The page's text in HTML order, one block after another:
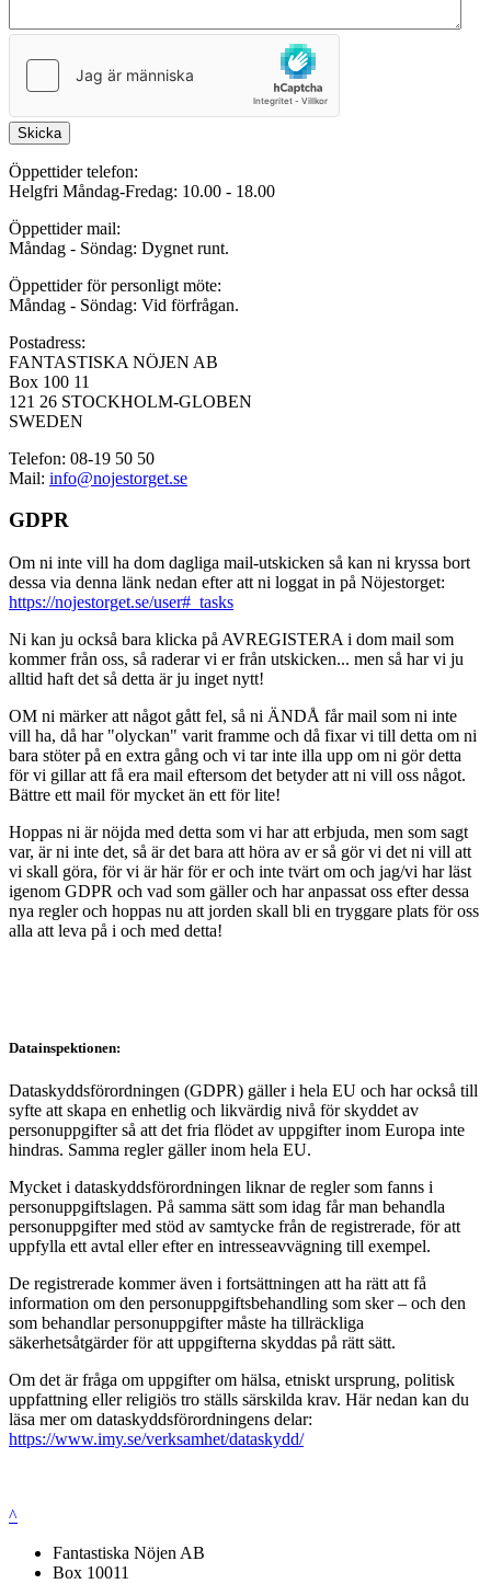
Skicka
Öppettider telefon:
Helgfri Måndag-Fredag: 10.00 - 18.00
Öppettider mail:
Måndag - Söndag: Dygnet runt.
Öppettider för personligt möte:
Måndag - Söndag: Vid förfrågan.
Postadress:
FANTASTISKA NÖJEN AB
Box 100 11
121 26 STOCKHOLM-GLOBEN
SWEDEN
Telefon: 08-19 50 50
Mail: info@nojestorget.se
GDPR
Om ni inte vill ha dom dagliga mail-utskicken så kan ni kryssa bort
dessa via denna länk nedan efter att ni loggat in på Nöjestorget:
https://nojestorget.se/user#_tasks
Ni kan ju också bara klicka på AVREGISTERA i dom mail som
kommer från oss, så raderar vi er från utskicken... men så har vi ju
alltid haft det så detta är ju inget nytt!
OM ni märker att något gått fel, så ni ÄNDÅ får mail som ni inte
vill ha, då har "olyckan" varit framme och då fixar vi till detta om ni
bara stöter på en extra gång och vi tar inte illa upp om ni gör detta
för vi gillar att få era mail eftersom det betyder att ni vill oss något.
Bättre ett mail för mycket än ett för lite!
Hoppas ni är nöjda med detta som vi har att erbjuda, men som sagt
var, är ni inte det, så är det bara att höra av er så gör vi det ni vill att
vi skall göra, för vi är här för er och inte tvärt om och jag/vi har läst
igenom GDPR och vad som gäller och har anpassat oss efter dessa
nya regler och hoppas nu att jorden skall bli en tryggare plats för oss
alla att leva på i och med detta!
Datainspektionen:
Dataskyddsförordningen (GDPR) gäller i hela EU och har också till
syfte att skapa en enhetlig och likvärdig nivå för skyddet av
personuppgifter så att det fria flödet av uppgifter inom Europa inte
hindras. Samma regler gäller inom hela EU.
Mycket i dataskyddsförordningen liknar de regler som fanns i
personuppgiftslagen. På samma sätt som idag får man behandla
personuppgifter med stöd av samtycke från de registrerade, för att
uppfylla ett avtal eller efter en intresseavvägning till exempel.
De registrerade kommer även i fortsättningen att ha rätt att få
information om den personuppgiftsbehandling som sker – och den
som behandlar personuppgifter måste ha tillräckliga
säkerhetsåtgärder för att uppgifterna skyddas på rätt sätt.
Om det är fråga om uppgifter om hälsa, etniskt ursprung, politisk
uppfattning eller religiös tro ställs särskilda krav. Här nedan kan du
läsa mer om dataskyddsförordningens delar:
https://www.imy.se/verksamhet/dataskydd/
^
Fantastiska Nöjen AB
Box 10011